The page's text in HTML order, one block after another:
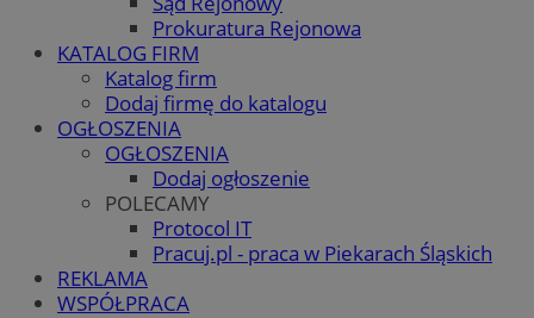
Prokuratura Rejonowa
KATALOG FIRM
Katalog firm
Dodaj firmę do katalogu
OGŁOSZENIA
OGŁOSZENIA
Dodaj ogłoszenie
POLECAMY
Protocol IT
Pracuj.pl - praca w Piekarach Śląskich
REKLAMA
WSPÓŁPRACA